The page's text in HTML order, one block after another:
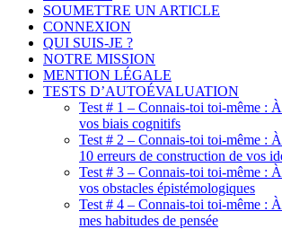
SOUMETTRE UN ARTICLE
CONNEXION
QUI SUIS-JE ?
NOTRE MISSION
MENTION LÉGALE
TESTS D’AUTOÉVALUATION
Test # 1 – Connais-toi toi-même :
vos biais cognitifs
Test # 2 – Connais-toi toi-même :
10 erreurs de construction de vos
Test # 3 – Connais-toi toi-même :
vos obstacles épistémologiques
Test # 4 – Connais-toi toi-même :
mes habitudes de pensée